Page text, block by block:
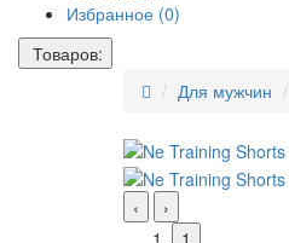
Избранное (0)
Товаров:
Для мужчин
‹
›
1